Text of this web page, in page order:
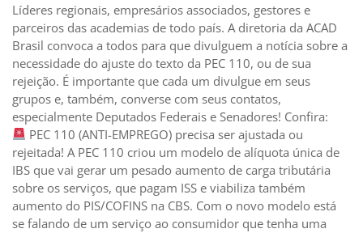
Líderes regionais, empresários associados, gestores e
parceiros das academias de todo país. A diretoria da ACAD
Brasil convoca a todos para que divulguem a notícia sobre a
necessidade do ajuste do texto da PEC 110, ou de sua
rejeição. É importante que cada um divulgue em seus
grupos e, também, converse com seus contatos,
especialmente Deputados Federais e Senadores! Confira:
PEC 110 (ANTI-EMPREGO) precisa ser ajustada ou
rejeitada! A PEC 110 criou um modelo de alíquota única de
IBS que vai gerar um pesado aumento de carga tributária
sobre os serviços, que pagam ISS e viabiliza também
aumento do PIS/COFINS na CBS. Com o novo modelo está
se falando de um serviço ao consumidor que tenha uma